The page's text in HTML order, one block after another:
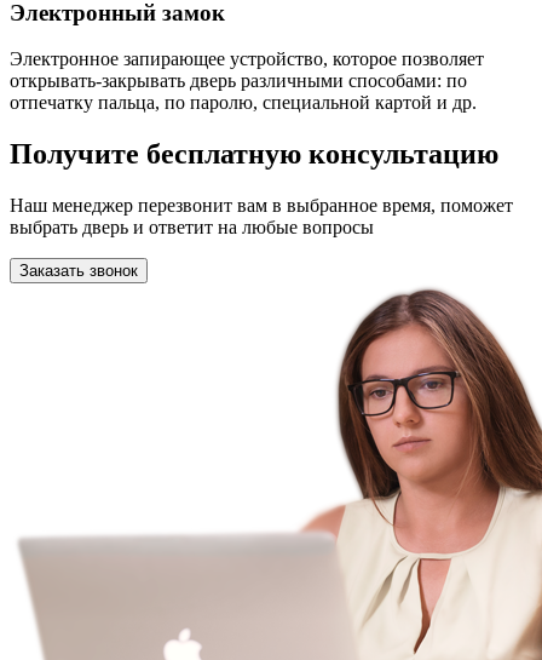
Электронный замок
Электронное запирающее устройство, которое позволяет
открывать-закрывать дверь различными способами: по
отпечатку пальца, по паролю, специальной картой и др.
Получите бесплатную консультацию
Наш менеджер перезвонит вам в выбранное время, поможет
выбрать дверь и ответит на любые вопросы
Заказать звонок